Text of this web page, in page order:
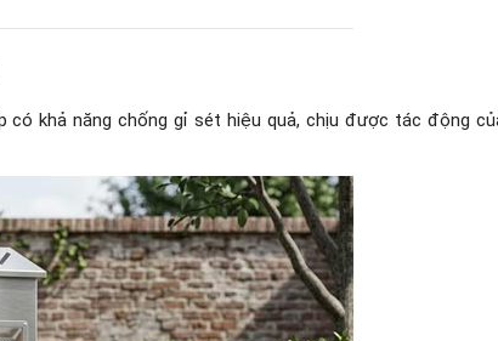
khả năng chống gỉ sét hiệu quả, chịu được tác động